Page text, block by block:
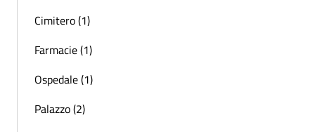
Cimitero (1)
Farmacie (1)
Ospedale (1)
Palazzo (2)